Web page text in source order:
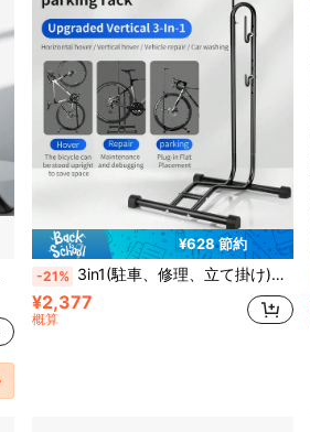
¥628 節約
-21% 3in1(駐車、修理、立て掛け)自転車メンテナンススタンド - L字型バイクスタンド、縦横置き用駐輪ラック(室内ガレージ保管に最適)、安定したホイールラック メンテナンスラック マウンテンバイクフレーム対応 TOSUOD
¥2,377
概算